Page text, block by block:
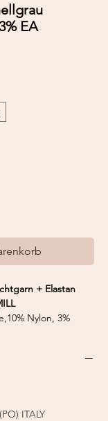
EA
+ Elastan
Nylon, 3%
ITALY